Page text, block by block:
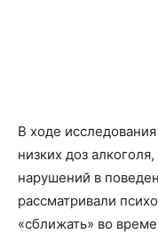
В ходе
низких доз
нарушений в
рассматривали
«сближать» во